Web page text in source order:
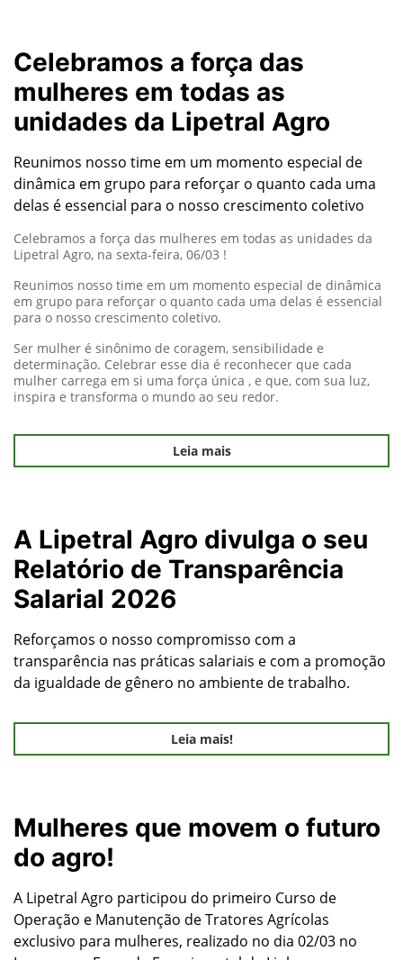
Celebramos a força das
mulheres em todas as
unidades da Lipetral Agro
Reunimos nosso time em um momento especial de
dinâmica em grupo para reforçar o quanto cada uma
delas é essencial para o nosso crescimento coletivo
Celebramos a força das mulheres em todas as unidades da
Lipetral Agro, na sexta-feira, 06/03 !
Reunimos nosso time em um momento especial de dinâmica
em grupo para reforçar o quanto cada uma delas é essencial
para o nosso crescimento coletivo.
Ser mulher é sinônimo de coragem, sensibilidade e
determinação. Celebrar esse dia é reconhecer que cada
mulher carrega em si uma força única , e que, com sua luz,
inspira e transforma o mundo ao seu redor.
Leia mais
A Lipetral Agro divulga o seu
Relatório de Transparência
Salarial 2026
Reforçamos o nosso compromisso com a
transparência nas práticas salariais e com a promoção
da igualdade de gênero no ambiente de trabalho.
Leia mais!
Mulheres que movem o futuro
do agro!
A Lipetral Agro participou do primeiro Curso de
Operação e Manutenção de Tratores Agrícolas
exclusivo para mulheres, realizado no dia 02/03 no